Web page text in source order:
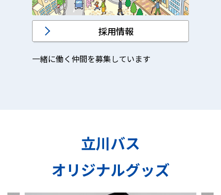
採用情報
一緒に働く仲間を募集しています
立川バス
オリジナルグッズ